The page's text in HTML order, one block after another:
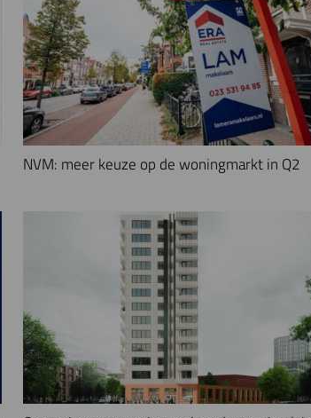
NVM: meer keuze op de woningmarkt in Q2